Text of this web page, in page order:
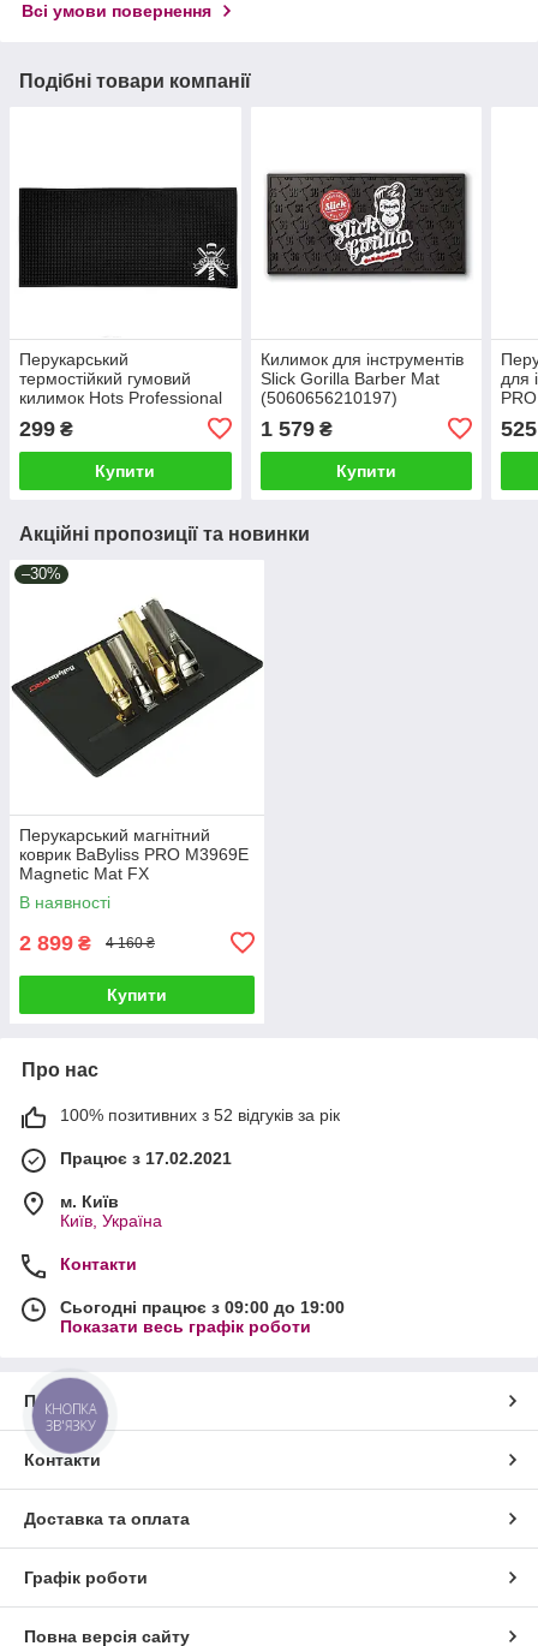
Всі умови повернення
Подібні товари компанії
Перукарський
термостійкий гумовий
килимок Hots Professional
випрямляча, 45*20 см,
чорний
299 ₴
Купити
Килимок для інструментів
Slick Gorilla Barber Mat
(5060656210197)
1 579₴
Купити
для
525
Акційні пропозиції та новинки
–30%
Перукарський магнітний
коврик BaByliss PRO M3969E
Magnetic Mat FX
В наявності
2 899 ₴ 4 160 ₴
Купити
Про нас
100% позитивних з 52 відгуків за рік
Працює з 17.02.2021
м. Київ
Київ, Україна
Контакти
Сьогодні працює з 09:00 до 19:00
Показати весь графік роботи
Про нас
Контакти
Доставка та оплата
Графік роботи
Повна версія сайту
КНОПКА
ЗВ'ЯЗКУ